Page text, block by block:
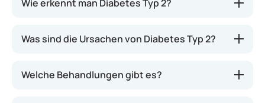
In diesem Fall produziert der Körper zwar Insulin,
nicht genügend davon her. Dadurch verbleibt,
Blut. Wenn dies über einen längeren Zeitraum
geschieht, kann dies ernsthafte gesundheitliche
Wie erkennt man Diabetes Typ 2?
Was sind die Ursachen von Diabetes Typ 2?
Welche Behandlungen gibt es?